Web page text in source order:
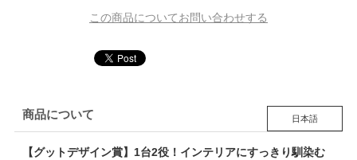
この商品についてお問い合わせする
商品について 日本語
【グットデザイン賞】1台2役！インテリアにすっきり馴染む